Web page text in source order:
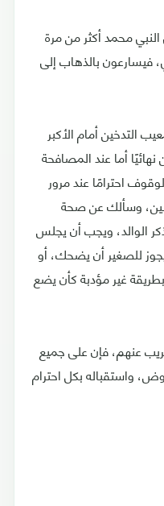
محمد أكثر من مرة
فيسارعون بالذهاب إلى
التدخين أمام الأكبر
أما عند المصافحة
احترامًا عند مرور
وسألك عن صحة
الوالد، ويجب أن يجلس
للصغير أن يضحك، أو
غير مؤدبة كأن يضع
عنهم، فإن على جميع
واستقباله بكل احترام